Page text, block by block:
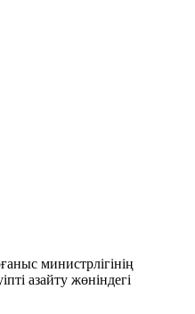
министрлiгiнiң
азайту жөнiндегi